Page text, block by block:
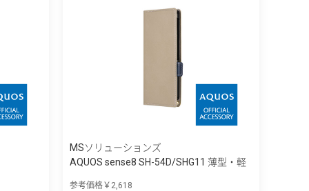
MSソリューションズ
AQUOS sense8 SH-54D/SHG11 薄型・軽
参考価格￥2,618